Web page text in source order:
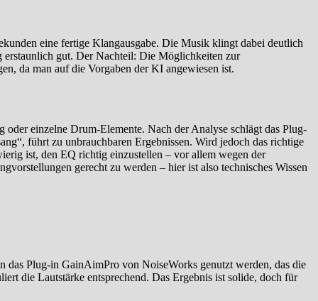
eine fertige Klangausgabe. Die Musik klingt dabei deutlich
erstaunlich gut. Der Nachteil: Die Möglichkeiten zur
da man auf die Vorgaben der KI angewiesen ist.
einzelne Drum-Elemente. Nach der Analyse schlägt das Plug-
führt zu unbrauchbaren Ergebnissen. Wird jedoch das richtige
ist, den EQ richtig einzustellen – vor allem wegen der
gerecht zu werden – hier ist also technisches Wissen
das Plug-in GainAimPro von NoiseWorks genutzt werden, das die
die Lautstärke entsprechend. Das Ergebnis ist solide, doch für